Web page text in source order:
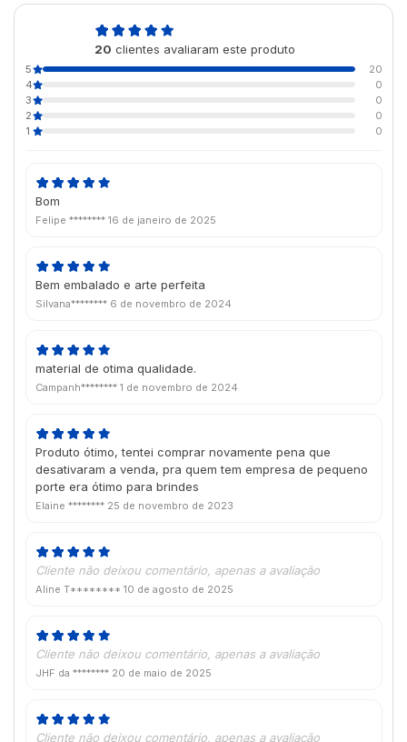
20 clientes avaliaram este produto
5
20
4
0
3
0
2
0
1
0
Bom
Felipe ******** 16 de janeiro de 2025
Bem embalado e arte perfeita
Silvana******** 6 de novembro de 2024
material de otima qualidade.
Campanh******** 1 de novembro de 2024
Produto ótimo, tentei comprar novamente pena que
desativaram a venda, pra quem tem empresa de pequeno
porte era ótimo para brindes
Elaine ******** 25 de novembro de 2023
Cliente não deixou comentário, apenas a avaliação
Aline T******** 10 de agosto de 2025
Cliente não deixou comentário, apenas a avaliação
JHF da ******** 20 de maio de 2025
Cliente não deixou comentário, apenas a avaliação